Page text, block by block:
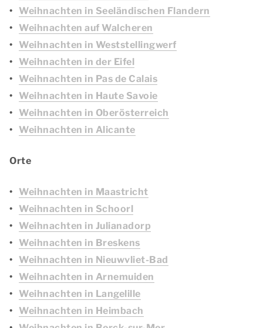
Weihnachten in Seeländischen Flandern
Weihnachten auf Walcheren
Weihnachten in Weststellingwerf
Weihnachten in der Eifel
Weihnachten in Pas de Calais
Weihnachten in Haute Savoie
Weihnachten in Oberösterreich
Weihnachten in Alicante
Orte
Weihnachten in Maastricht
Weihnachten in Schoorl
Weihnachten in Julianadorp
Weihnachten in Breskens
Weihnachten in Nieuwvliet-Bad
Weihnachten in Arnemuiden
Weihnachten in Langelille
Weihnachten in Heimbach